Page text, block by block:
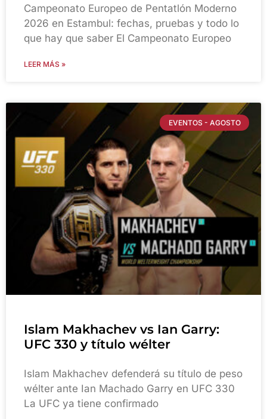
Campeonato Europeo de Pentatlón Moderno
2026 en Estambul: fechas, pruebas y todo lo
que hay que saber El Campeonato Europeo
LEER MÁS »
EVENTOS - AGOSTO
Islam Makhachev vs Ian Garry:
UFC 330 y título wélter
Islam Makhachev defenderá su título de peso
wélter ante Ian Machado Garry en UFC 330
La UFC ya tiene confirmado